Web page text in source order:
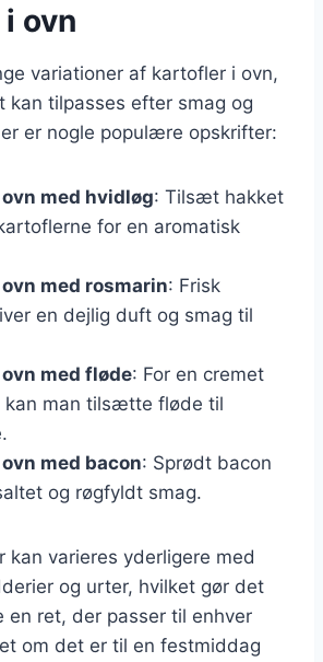
ovn
variationer af kartofler i ovn,
kan tilpasses efter smag og
er nogle populære opskrifter:
med hvidløg: Tilsæt hakket
for en aromatisk
med rosmarin: Frisk
en dejlig duft og smag til
med fløde: For en cremet
kan man tilsætte fløde til
med bacon: Sprødt bacon
og røgfyldt smag.
kan varieres yderligere med
og urter, hvilket gør det
en ret, der passer til enhver
om det er til en festmiddag